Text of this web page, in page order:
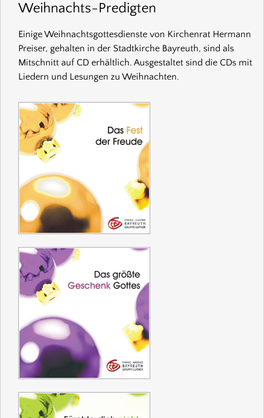
Weihnachts-Predigten
Einige Weihnachtsgottesdienste von Kirchenrat Hermann
Preiser, gehalten in der Stadtkirche Bayreuth, sind als
Mitschnitt auf CD erhältlich. Ausgestaltet sind die CDs mit
Liedern und Lesungen zu Weihnachten.